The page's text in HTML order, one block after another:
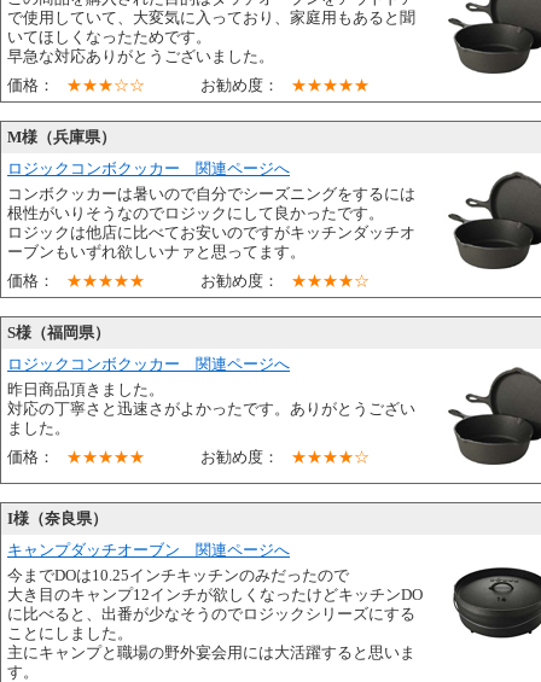
で使用していて、大変気に入っており、家庭用もあると聞
いてほしくなったためです。
早急な対応ありがとうございました。
価格：
★★★☆☆ お勧め度： ★★★★★
M様（兵庫県）
ロジックコンボクッカー 関連ページへ
コンボクッカーは暑いので自分でシーズニングをするには
根性がいりそうなのでロジックにして良かったです。
ロジックは他店に比べてお安いのですがキッチンダッチオ
ーブンもいずれ欲しいナァと思ってます。
価格：
★★★★★ お勧め度： ★★★★☆
S様（福岡県）
ロジックコンボクッカー 関連ページへ
昨日商品頂きました。
対応の丁寧さと迅速さがよかったです。ありがとうござい
ました。
価格：
★★★★★ お勧め度： ★★★★☆
I様（奈良県）
キャンプダッチオーブン 関連ページへ
今までDOは10.25インチキッチンのみだったので
大き目のキャンプ12インチが欲しくなったけどキッチンDO
に比べると、出番が少なそうのでロジックシリーズにする
ことにしました。
主にキャンプと職場の野外宴会用には大活躍すると思いま
す。